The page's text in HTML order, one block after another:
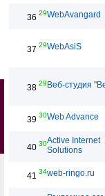
36 29WebAvangard
37 29WebAsiS
38 29 Веб-студия
39 30Web Advance
40 30Active Internet
Solutions
41 34web-ringo.ru